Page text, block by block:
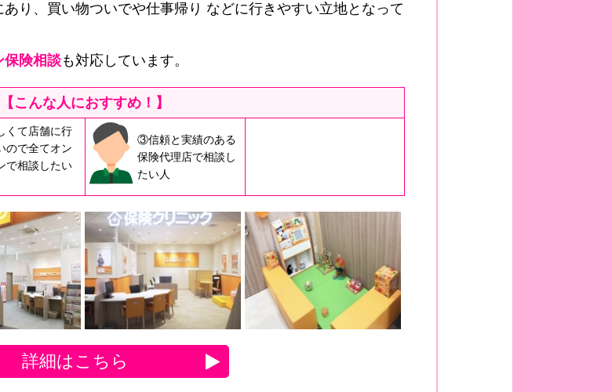
あり、買い物ついでや仕事帰り などに行きやすい立地となって
保険相談も対応しています。
【こんな人におすすめ！】
くて店舗に行
ので全てオン
で相談したい
③信頼と実績のある
保険代理店で相談し
たい人
詳細はこちら